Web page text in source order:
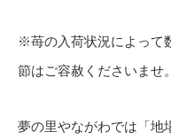
※苺の入荷状況によって
節はご容赦くださいませ。
夢の里やながわでは「地